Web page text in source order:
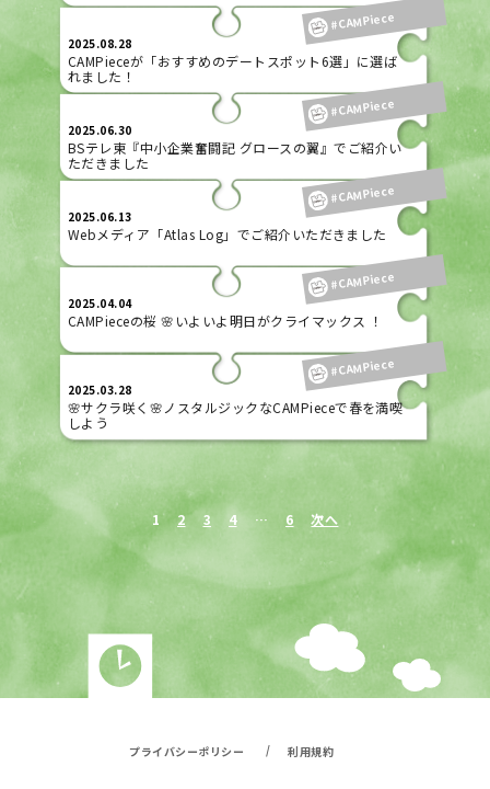
#CAMPiece
2025.08.28
CAMPieceが「おすすめのデートスポット6選」に選ば
れました！
#CAMPiece
2025.06.30
BSテレ東『中小企業奮闘記 グロースの翼』でご紹介い
ただきました
#CAMPiece
2025.06.13
Webメディア「Atlas Log」でご紹介いただきました
#CAMPiece
2025.04.04
CAMPieceの桜 🌸いよいよ明日がクライマックス ！
#CAMPiece
2025.03.28
🌸サクラ咲く🌸ノスタルジックなCAMPieceで春を満喫
しよう
1 2 3 4 … 6 次へ
プライバシーポリシー / 利用規約